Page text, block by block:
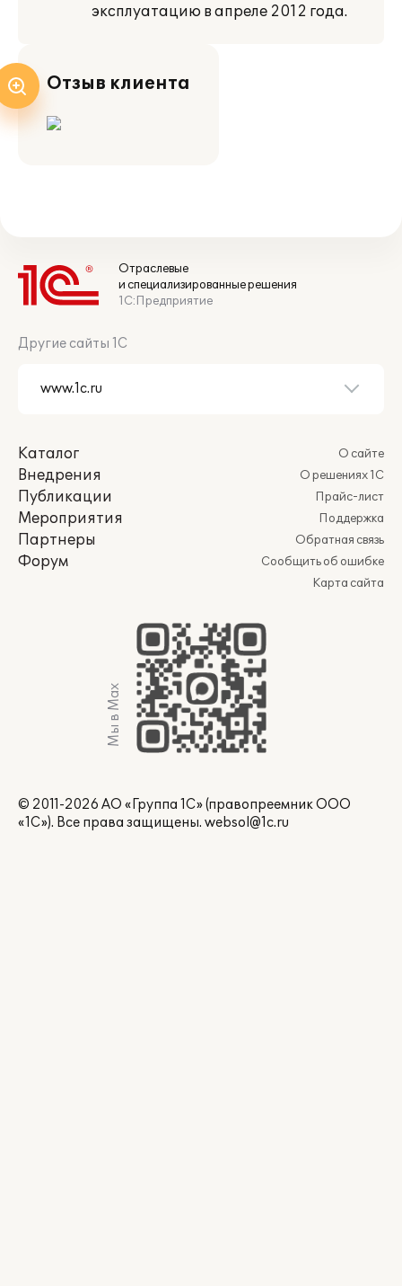
эксплуатацию в апреле 2012 года.
Отзыв клиента
Отраслевые
и специализированные решения
1С:Предприятие
Другие сайты 1С
Каталог
Внедрения
Публикации
Мероприятия
Партнеры
Форум
О сайте
О решениях 1С
Прайс-лист
Поддержка
Обратная связь
Сообщить об ошибке
Карта сайта
Мы в Max
© 2011-2026 АО «Группа 1С» (правопреемник ООО
«1С»). Все права защищены. websol@1c.ru